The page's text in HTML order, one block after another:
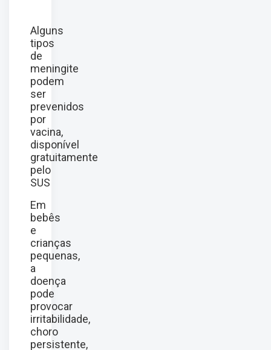
Alguns
tipos
de
meningite
podem
ser
prevenidos
por
vacina,
disponível
gratuitamente
pelo
SUS
Em
bebês
e
crianças
pequenas,
a
doença
pode
provocar
irritabilidade,
choro
persistente,